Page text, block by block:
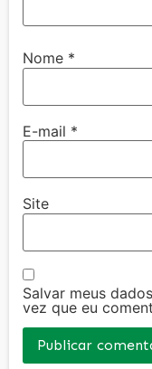
Nome *
E-mail *
Site
Salvar meus
vez que eu